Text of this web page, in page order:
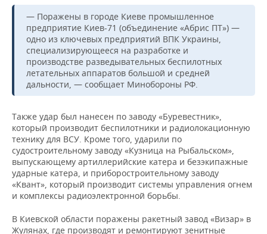
ФИГУРНОЕ КАТАНИЕ
ВОДНЫЕ ВИДЫ СПОРТА
ХОККЕЙ С МЯЧОМ
МЕДИЦИНА
ОБРАЗОВАНИЕ
ПРОИСШЕСТВИЯ
— Поражены в городе Киеве промышленное
предприятие Киев-71 (объединение «Абрис ПТ») —
одно из ключевых предприятий ВПК Украины,
специализирующееся на разработке и
производстве разведывательных беспилотных
летательных аппаратов большой и средней
дальности, — сообщает Минобороны РФ.
Также удар был нанесен по заводу «Буревестник»,
который производит беспилотники и радиолокационную
технику для ВСУ. Кроме того, ударили по
судостроительному заводу «Кузница на Рыбальском»,
выпускающему артиллерийские катера и безэкипажные
ударные катера, и приборостроительному заводу
«Квант», который производит системы управления огнем
и комплексы радиоэлектронной борьбы.
В Киевской области поражены ракетный завод «Визар» в
Жулянах, где производят и ремонтируют зенитные